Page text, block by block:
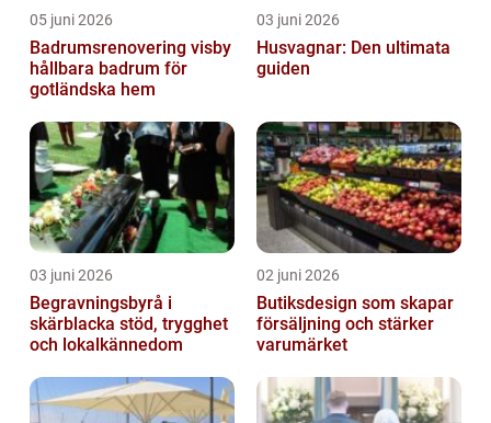
05 juni 2026
Badrumsrenovering visby
hållbara badrum för
gotländska hem
03 juni 2026
Husvagnar: Den ultimata
guiden
03 juni 2026
Begravningsbyrå i
skärblacka stöd, trygghet
och lokalkännedom
02 juni 2026
Butiksdesign som skapar
försäljning och stärker
varumärket